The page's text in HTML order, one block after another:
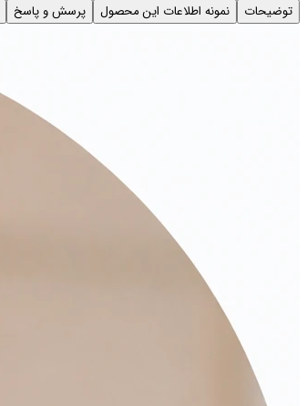
توضیحات نمونه اطلاعات این محصول پرسش و پاسخ